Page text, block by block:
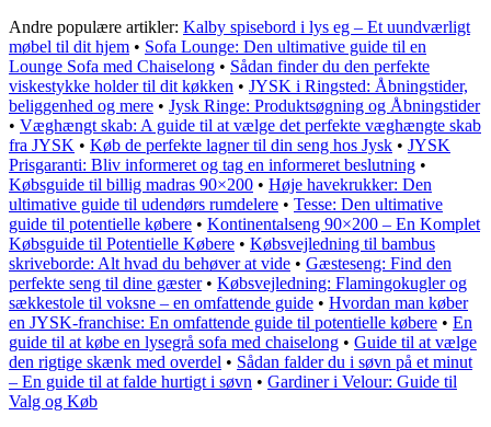
Andre populære artikler: Kalby spisebord i lys eg – Et uundværligt
møbel til dit hjem • Sofa Lounge: Den ultimative guide til en
Lounge Sofa med Chaiselong • Sådan finder du den perfekte
viskestykke holder til dit køkken • JYSK i Ringsted: Åbningstider,
beliggenhed og mere • Jysk Ringe: Produktsøgning og Åbningstider
• Væghængt skab: A guide til at vælge det perfekte væghængte skab
fra JYSK • Køb de perfekte lagner til din seng hos Jysk • JYSK
Prisgaranti: Bliv informeret og tag en informeret beslutning •
Købsguide til billig madras 90×200 • Høje havekrukker: Den
ultimative guide til udendørs rumdelere • Tesse: Den ultimative
guide til potentielle købere • Kontinentalseng 90×200 – En Komplet
Købsguide til Potentielle Købere • Købsvejledning til bambus
skriveborde: Alt hvad du behøver at vide • Gæsteseng: Find den
perfekte seng til dine gæster• Købsvejledning: Flamingokugler og
sækkestole til voksne – en omfattende guide • Hvordan man køber
en JYSK-franchise: En omfattende guide til potentielle købere • En
guide til at købe en lysegrå sofa med chaiselong • Guide til at vælge
den rigtige skænk med overdel • Sådan falder du i søvn på et minut
– En guide til at falde hurtigt i søvn • Gardiner i Velour: Guide til
Valg og Køb